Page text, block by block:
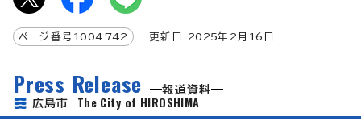
ページ番号 1004742 更新日 2025年2月 16 日
Press Release
報道資料
広島市 The City of HIROSHIMA